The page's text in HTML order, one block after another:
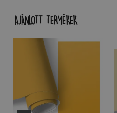
AJÁNLOTT TERMÉKEK